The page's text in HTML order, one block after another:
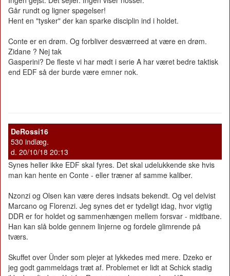
Går rundt og ligner spøgelser!
Hent en "tysker" der kan sparke disciplin ind i holdet.
Conte er en drøm. Og forbliver desværreed at være en drøm.
Zidane ? Nej tak
Gasperini? De fleste vi har mødt i serie A har været bedre taktisk
end EDF så der burde være emner nok.
DeRossi16
530 indlæg.
d. 20/10/18 20:13
Synes heller ikke EDF skal fyres. Det skal udelukkende ske hvis
man kan hente en Conte - eller træner af samme kaliber.
Nzonzi og Olsen kan være deres indsats bekendt. Og vel delvist
Marcano og Florenzi. Jeg synes det er tydeligt idag, hvor vigtig
DDR er for holdet og sammenhængen mellem forsvar - midtbane.
Han kan slå bolde gennem linjerne og fordele glimrende på
tværs.
Skuffet over Ünder som plejer at lykkedes med mere. Dzeko er
jeg godt gammeldags træt af. Problemet er lidt at Schick stadig